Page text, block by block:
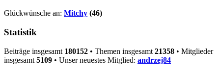
Glückwünsche an: Mitchy (46)
Statistik
Beiträge insgesamt 180152 • Themen insgesamt 21358 • Mitglieder
insgesamt 5109 • Unser neuestes Mitglied: andrzej84